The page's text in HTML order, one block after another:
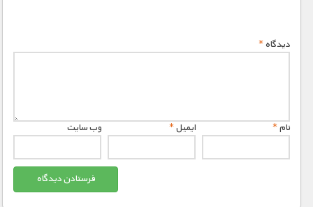
دیدگاه*
نام* ایمیل* وب‌ سایت